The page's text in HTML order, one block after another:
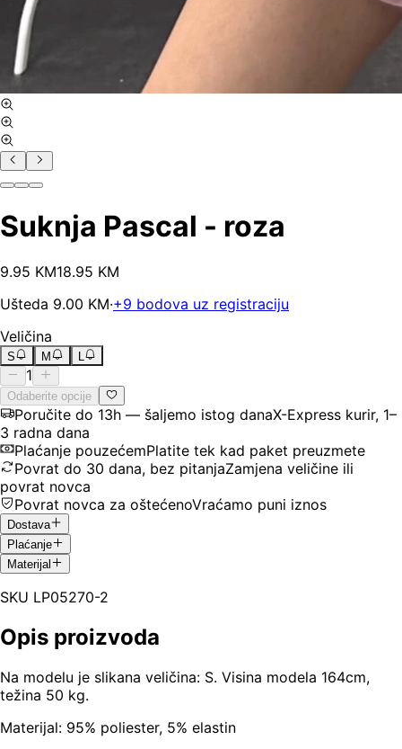
Suknja Pascal - roza
9.95 KM18.95 KM
Ušteda 9.00 KM·+9 bodova uz registraciju
Veličina
S M L
1
Odaberite opcije
Poručite do 13h — šaljemo istog danaX-Express kurir, 1–
3 radna dana
Plaćanje pouzećemPlatite tek kad paket preuzmete
Povrat do 30 dana, bez pitanjaZamjena veličine ili
povrat novca
Povrat novca za oštećenoVraćamo puni iznos
Dostava
Plaćanje
Materijal
SKU LP05270-2
Opis proizvoda
Na modelu je slikana veličina: S. Visina modela 164cm,
težina 50 kg.
Materijal: 95% poliester, 5% elastin